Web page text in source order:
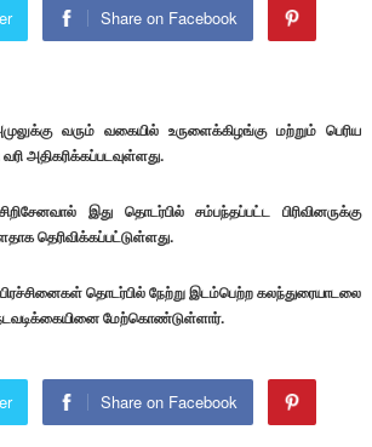
Share on Facebook
வரும் வகையில் உருளைக்கிழங்கு மற்றும் பெரிய
அதிகரிக்கப்படவுள்ளது.
இது தொடர்பில் சம்பந்தப்பட்ட பிரிவினருக்கு
தெரிவிக்கப்பட்டுள்ளது.
தொடர்பில் நேற்று இடம்பெற்ற கலந்துரையாடலை
மேற்கொண்டுள்ளார்.
Share on Facebook